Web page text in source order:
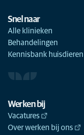
Snel naar
Alle klinieken
Behandelingen
Kennisbank huisdieren
Werken bij
Vacatures
Over werken bij ons